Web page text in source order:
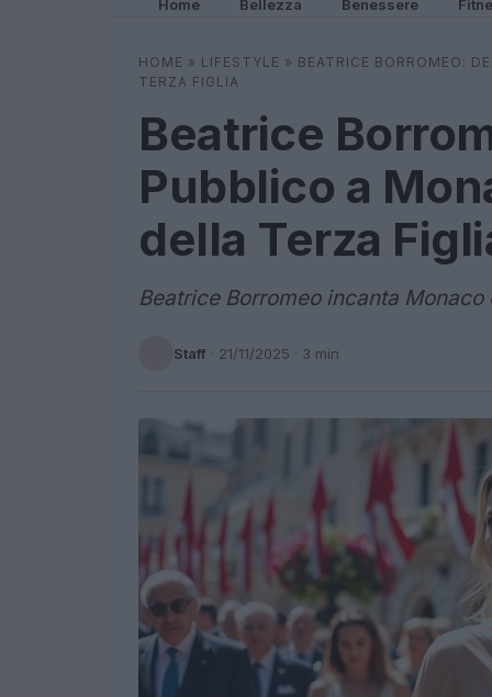
Home Bellezza Benessere
HOME » LIFESTYLE » BEATRICE BORROMEO:
TERZA FIGLIA
Beatrice
Pubblico a
della Terza
Beatrice Borromeo incanta
Staff · 21/11/2025 · 3 min